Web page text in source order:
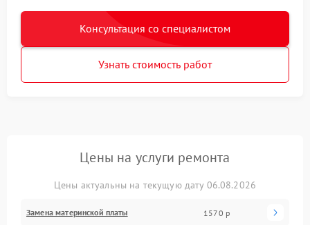
Консультация со специалистом
Узнать стоимость работ
Цены на услуги ремонта
Цены актуальны на текущую дату 06.08.2026
Замена материнской платы 1570 р